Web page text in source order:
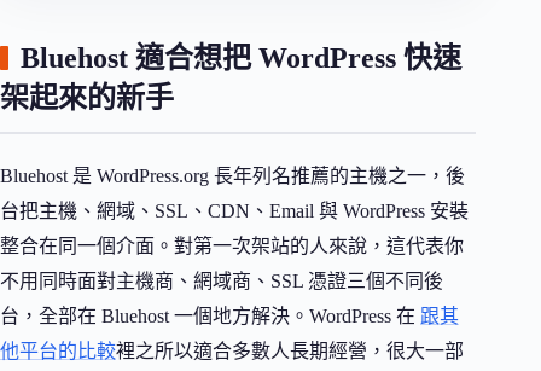
Bluehost 適合想把 WordPress 快速
架起來的新手
Bluehost 是 WordPress.org 長年列名推薦的主機之一，後
台把主機、網域、SSL、CDN、Email 與 WordPress 安裝
整合在同一個介面。對第一次架站的人來說，這代表你
不用同時面對主機商、網域商、SSL 憑證三個不同後
台，全部在 Bluehost 一個地方解決。WordPress 在 跟其
他平台的比較裡之所以適合多數人長期經營，很大一部